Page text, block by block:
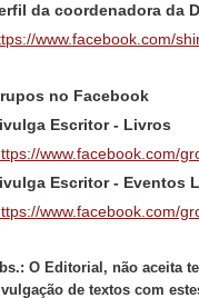
da coordenadora da
www.facebook.com/
no Facebook
Escritor - Livros
www.facebook.com/
Escritor - Eventos
www.facebook.com/
O Editorial, não aceita
de textos com